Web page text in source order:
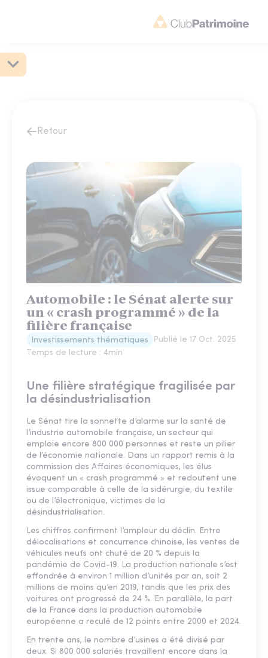
Retour
Automobile : le Sénat alerte sur
un « crash programmé » de la
filière française
Investissements thématiques Publié le 17 Oct. 2025
Temps de lecture : 4min
Une filière stratégique fragilisée par
la désindustrialisation
Le Sénat tire la sonnette d’alarme sur la santé de
l’industrie automobile française, un secteur qui
emploie encore 800 000 personnes et reste un pilier
de l’économie nationale. Dans un rapport remis à la
commission des Affaires économiques, les élus
évoquent un « crash programmé » et redoutent une
issue comparable à celle de la sidérurgie, du textile
ou de l’électronique, victimes de la
désindustrialisation.
Les chiffres confirment l’ampleur du déclin. Entre
délocalisations et concurrence chinoise, les ventes de
véhicules neufs ont chuté de 20 % depuis la
pandémie de Covid-19. La production nationale s’est
effondrée à environ 1 million d’unités par an, soit 2
millions de moins qu’en 2019, tandis que les prix des
voitures ont progressé de 24 %. En parallèle, la part
de la France dans la production automobile
européenne a reculé de 12 points entre 2000 et 2024.
En trente ans, le nombre d’usines a été divisé par
deux. Si 800 000 salariés travaillent encore dans la